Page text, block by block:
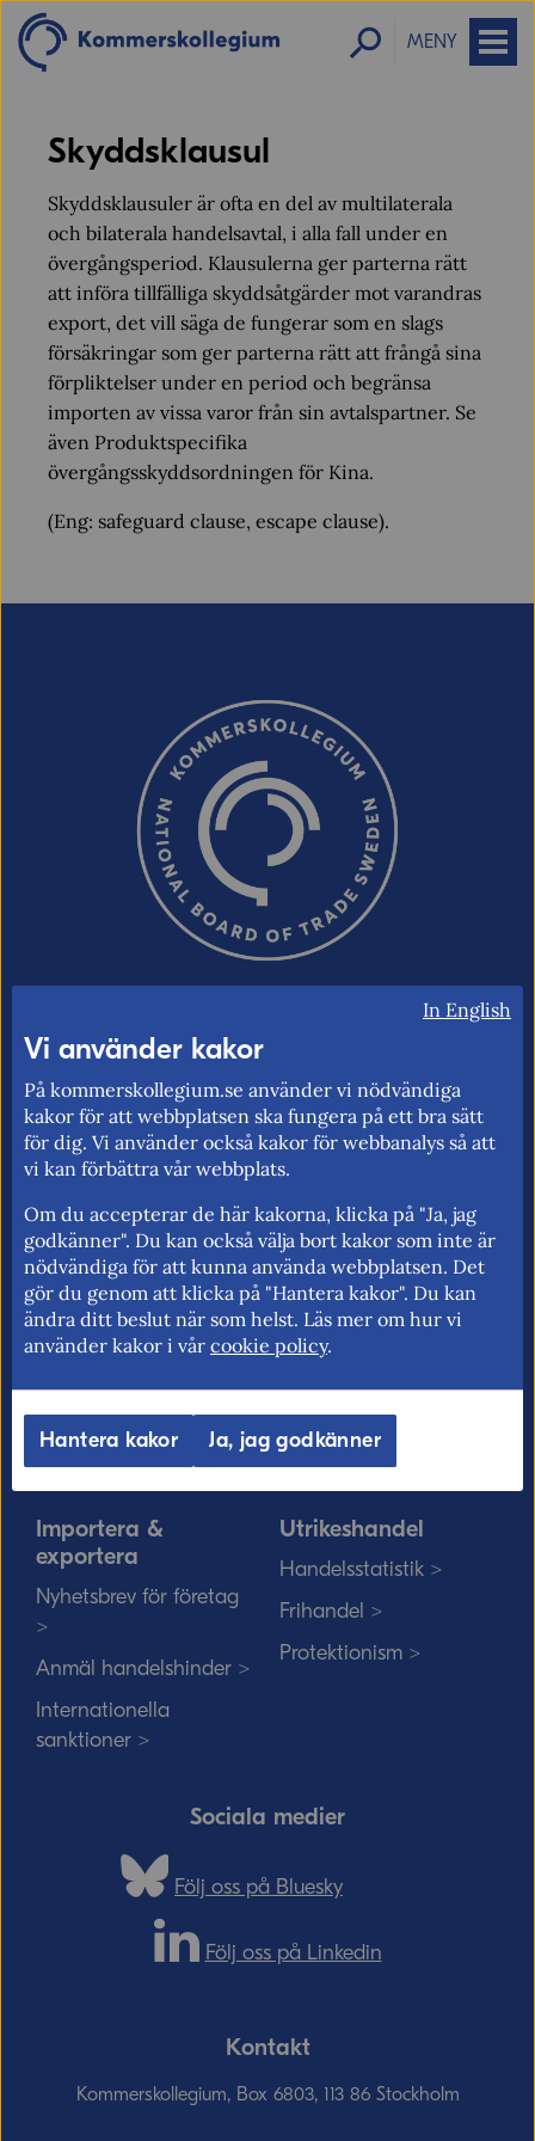
MENY
Skyddsklausul
Skyddsklausuler är ofta en del av multilaterala
och bilaterala handelsavtal, i alla fall under en
övergångsperiod. Klausulerna ger parterna rätt
att införa tillfälliga skyddsåtgärder mot varandras
export, det vill säga de fungerar som en slags
försäkringar som ger parterna rätt att frångå sina
förpliktelser under en period och begränsa
importen av vissa varor från sin avtalspartner. Se
även Produktspecifika
övergångsskyddsordningen för Kina.
(Eng: safeguard clause, escape clause).
Kommerskollegium – Sveriges myndighet
för utrikeshandel, EU:s inre marknad och
handelspolitik. Vi verkar för frihandel och
för fri rörlighet på EU:s inre marknad.
Kommerskollegium
Jobba hos oss >
Sök medarbetare >
teckenspråk >
EU-rätten
Utan personnummer i
Sverige >
Solvit löser problem i EU
>
Myndigheter, kommuner
och EU-rätten >
Importera &
exportera
Nyhetsbrev för företag
>
Anmäl handelshinder >
Internationella
sanktioner >
Utrikeshandel
Handelsstatistik >
Frihandel >
Protektionism >
Sociala medier
Följ oss på Bluesky
Följ oss på Linkedin
Kontakt
Kommerskollegium, Box 6803, 113 86 Stockholm
In English
Vi använder kakor
På kommerskollegium.se använder vi nödvändiga
kakor för att webbplatsen ska fungera på ett bra sätt
för dig. Vi använder också kakor för webbanalys så att
vi kan förbättra vår webbplats.
Om du accepterar de här kakorna, klicka på "Ja, jag
godkänner". Du kan också välja bort kakor som inte är
nödvändiga för att kunna använda webbplatsen. Det
gör du genom att klicka på "Hantera kakor". Du kan
ändra ditt beslut när som helst. Läs mer om hur vi
använder kakor i vår cookie policy.
Hantera kakor Ja, jag godkänner